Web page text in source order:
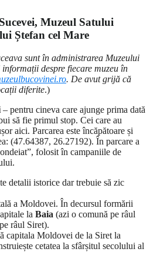
Muzeul Satului
Ștefan cel Mare
sunt în administrarea Muzeului
despre fiecare muzeu în
. De avut grijă că
diferite.)
– pentru cineva care ajunge prima dată
să fie primul stop. Cei care au
aici. Parcarea este încăpătoare și
(47.64387, 26.27192). În parcare a
folosit în campaniile de
detalii istorice dar trebuie să zic
a Moldovei. În decursul formării
la Baia (azi o comună pe râul
râul Siret).
capitala Moldovei de la Siret la
cetatea la sfârșitul secolului al